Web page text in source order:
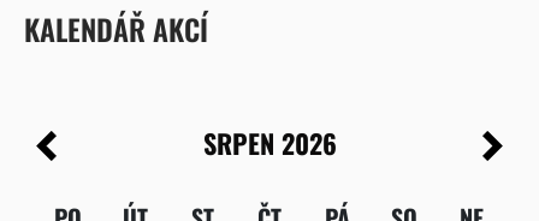
KALENDÁŘ AKCÍ
SRPEN 2026